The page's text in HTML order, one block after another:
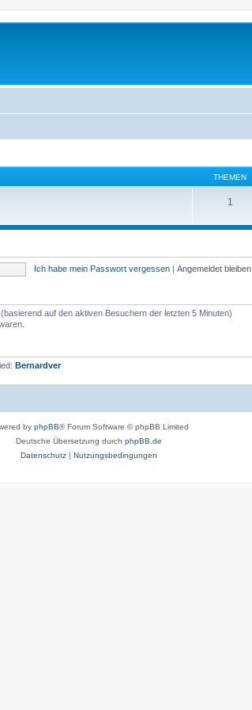
THEMEN
1
Ich habe mein Passwort vergessen | Angemeldet bleiben
auf den aktiven Besuchern der letzten 5 Minuten)
Bernardver
by phpBB® Forum Software © phpBB Limited
Deutsche Übersetzung durch phpBB.de
Datenschutz| Nutzungsbedingungen